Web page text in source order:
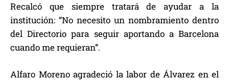
Recalcó que siempre tratará de ayudar a la
institución: “No necesito un nombramiento dentro
del Directorio para seguir aportando a Barcelona
cuando me requieran”.
Alfaro Moreno agradeció la labor de Álvarez en el